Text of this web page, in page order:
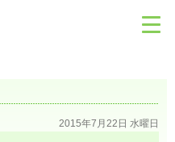
2015年7月22日 水曜日